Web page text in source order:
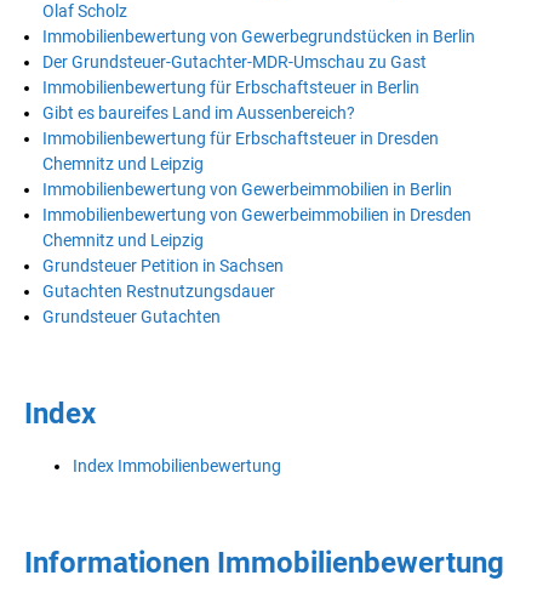
Olaf Scholz
Immobilienbewertung von Gewerbegrundstücken in Berlin
Der Grundsteuer-Gutachter-MDR-Umschau zu Gast
Immobilienbewertung für Erbschaftsteuer in Berlin
Gibt es baureifes Land im Aussenbereich?
Immobilienbewertung für Erbschaftsteuer in Dresden
Chemnitz und Leipzig
Immobilienbewertung von Gewerbeimmobilien in Berlin
Immobilienbewertung von Gewerbeimmobilien in Dresden
Chemnitz und Leipzig
Grundsteuer Petition in Sachsen
Gutachten Restnutzungsdauer
Grundsteuer Gutachten
Index
Index Immobilienbewertung
Informationen Immobilienbewertung